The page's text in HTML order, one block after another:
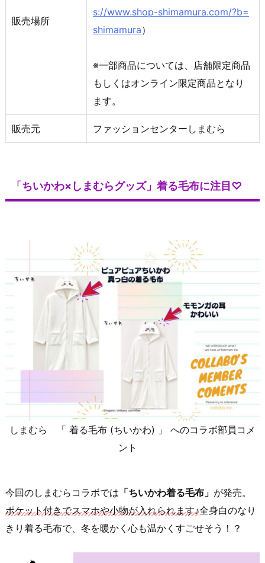
販売場所
s://www.shop-shimamura.com/?b=
shimamura）
※一部商品については、店舗限定商品
もしくはオンライン限定商品となり
ます。
販売元 ファッションセンターしまむら
「ちいかわ×しまむらグッズ」着る毛布に注目♡
しまむら 「 着る毛布 (ちいかわ) 」 へのコラボ部員コメ
ント
今回のしまむらコラボでは 「ちいかわ着る毛布」 が発売。
ポケット付きでスマホや小物が入れられます♪全身白のなり
きり着る毛布で、冬を暖かく心も温かくすごせそう！？